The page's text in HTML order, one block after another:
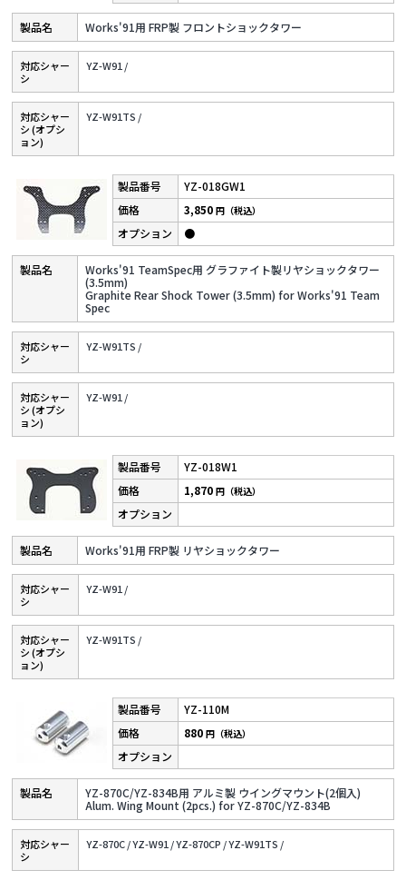
Works'91用 FRP製 フロントショックタワー
対応シャー
シ
YZ-W91 /
対応シャー
シ (オプシ
ョン)
YZ-W91TS /
YZ-018GW1
Works'91 TeamSpec用 グラファイト製リヤショックタワー
(3.5mm)
Graphite Rear Shock Tower (3.5mm) for Works'91 Team
Spec
3,850円（税込）
●
対応シャー
シ
YZ-W91TS /
対応シャー
シ (オプシ
ョン)
YZ-W91 /
YZ-018W1
Works'91用 FRP製 リヤショックタワー
1,870円（税込）
対応シャー
シ
YZ-W91 /
対応シャー
シ (オプシ
ョン)
YZ-W91TS /
YZ-110M
YZ-870C/YZ-834B用 アルミ製 ウイングマウント(2個入)
Alum. Wing Mount (2pcs.) for YZ-870C/YZ-834B
880円（税込）
対応シャー
シ
YZ-870C /YZ-W91 /YZ-870CP /YZ-W91TS /